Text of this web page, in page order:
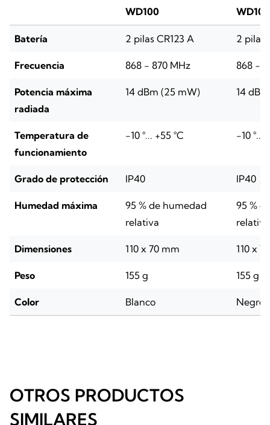
WD100
Batería 2 pilas CR123 A 2 pilas
Frecuencia 868 - 870 MHz 868 -
Potencia máxima
radiada
14 dBm (25 mW) 14
Temperatura de
funcionamiento
-10 °... +55 °C -10 °...
Grado de protección IP40 IP40
Humedad máxima
95 % de humedad
relativa
95 %
relativa
Dimensiones 110 x 70 mm 110 x
Peso 155 g 155 g
Color Blanco Negro
OTROS PRODUCTOS
SIMILARES